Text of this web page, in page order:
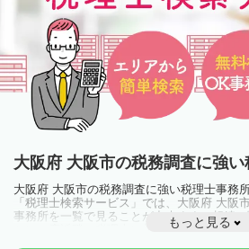
大阪府 大阪市の税務調査に強
大阪府 大阪市の税務調査に強い税理士事務
「税理士検索サービス」では、大阪府 大阪
事務所を一覧で見ることが出来ます。相続
とは一度近隣の税理士に相談してみましょう
もっと見る